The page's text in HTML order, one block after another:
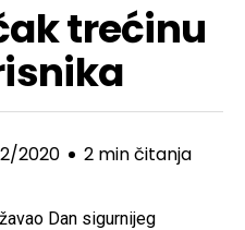
trećinu
2020 2 min čitanja
Dan sigurnijeg